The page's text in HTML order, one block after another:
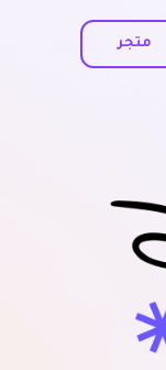
متجر